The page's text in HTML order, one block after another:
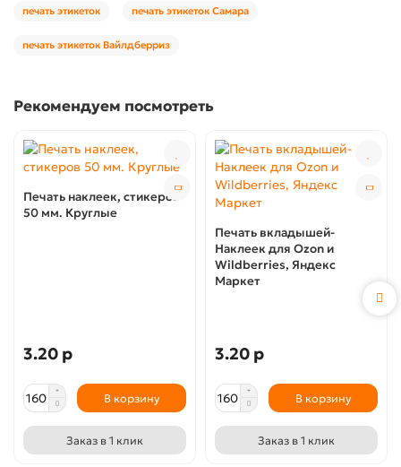
печать этикеток печать этикеток Самара
печать этикеток Вайлдберриз
Рекомендуем посмотреть
Печать наклеек, стикеров
50 мм. Круглые
3.20 р
В корзину
Заказ в 1 клик
Печать вкладышей-
Наклеек для Ozon и
Wildberries, Яндекс
Маркет
3.20 р
В корзину
Заказ в 1 клик